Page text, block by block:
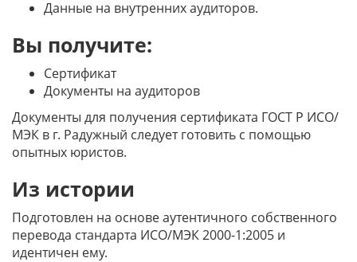
Данные на внутренних аудиторов.
Вы получите:
Сертификат
Документы на аудиторов
Документы для получения сертификата ГОСТ Р ИСО/
МЭК в г. Радужный следует готовить с помощью
опытных юристов.
Из истории
Подготовлен на основе аутентичного собственного
перевода стандарта ИСО/МЭК 2000-1:2005 и
идентичен ему.